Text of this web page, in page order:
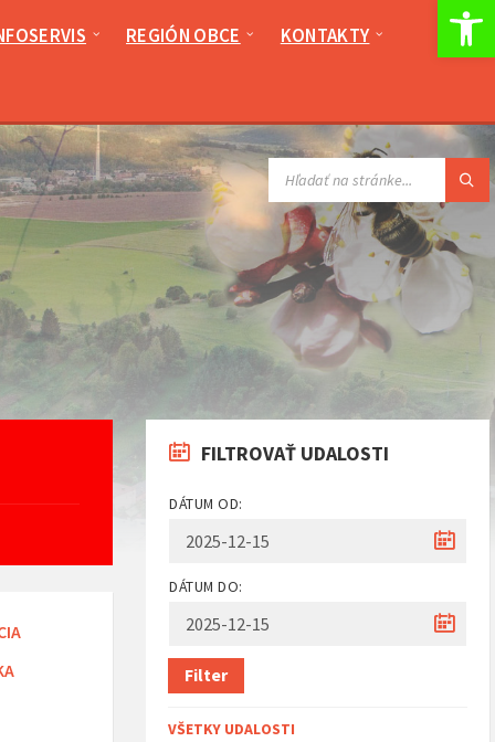
REGIÓN OBCE KONTAKTY
FILTROVAŤ UDALOSTI
DÁTUM OD:
DÁTUM DO:
Filter
VŠETKY UDALOSTI